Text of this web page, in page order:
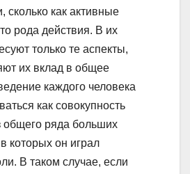
сколько как активные
рода действия. В их
только те аспекты,
их вклад в общее
каждого человека
как совокупность
общего ряда больших
которых он играл
В таком случае, если